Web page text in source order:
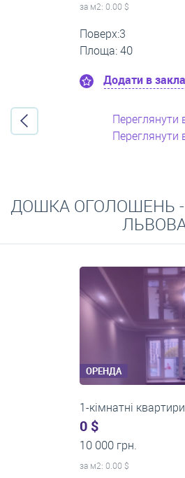
за м2: 0.00 $
Поверх:1
Площа: 35
Додати в
Переглянути
Переглянути
ДОШКА ОГОЛОШЕНЬ
ОРЕНДА
2-кімнатні квартири
0 $
16 000 грн.
за м2: 0.00 $